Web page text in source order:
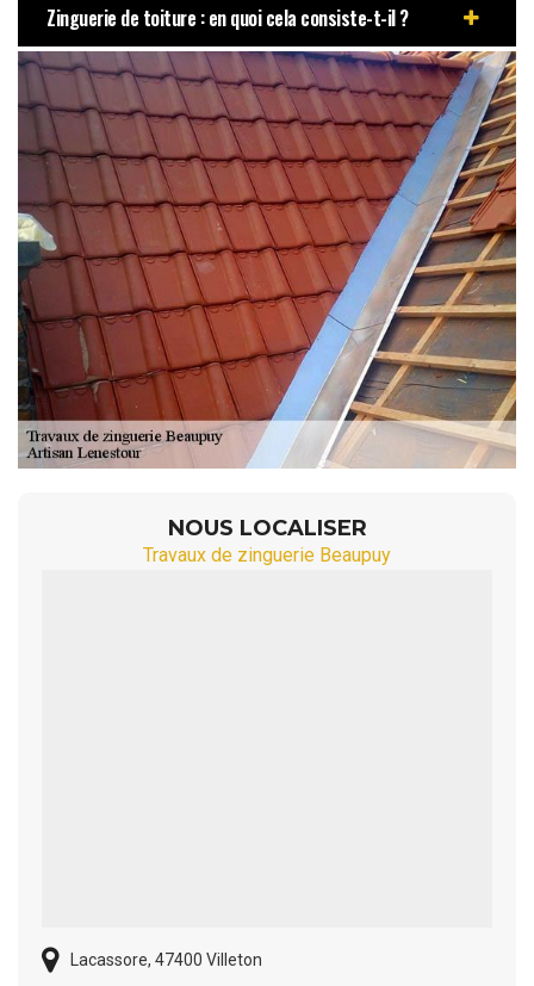
Zinguerie de toiture : en quoi cela consiste-t-il ?
NOUS LOCALISER
Travaux de zinguerie Beaupuy
Lacassore, 47400 Villeton